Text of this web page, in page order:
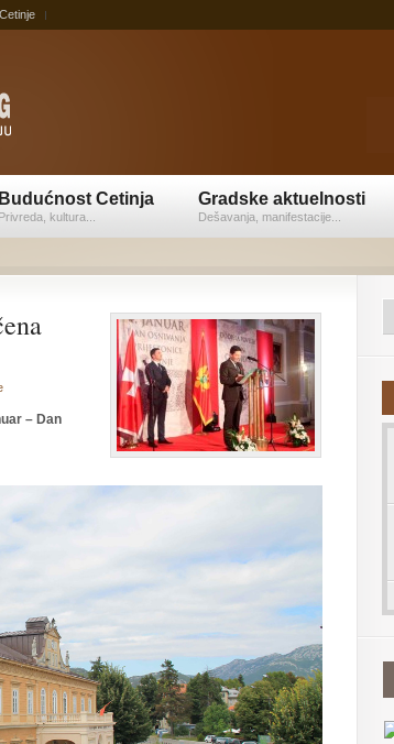
Budućnost Cetinja
Privreda, kultura...
Gradske aktuelnosti
Dešavanja, manifestacije...
– Dan